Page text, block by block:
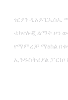
ዢያን ዲአይፒኤስኢ
ቴክኖሎጂ ልማት ዞን
የማምረቻ ማዕከል
ኢንዱስትሪያል ፓርክ፣